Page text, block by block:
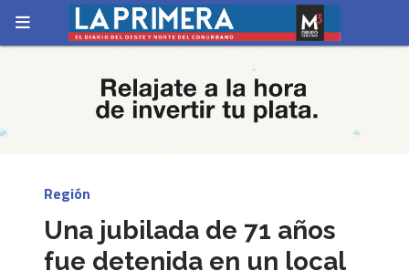
Una jubilada de 71 años
fue detenida en un local
Región